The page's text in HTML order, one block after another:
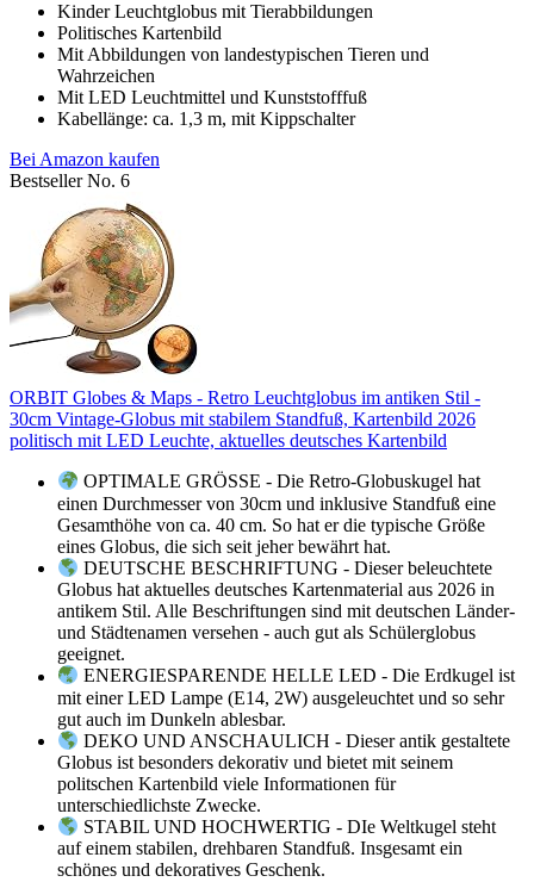
Kinder Leuchtglobus mit Tierabbildungen
Politisches Kartenbild
Mit Abbildungen von landestypischen Tieren und
Wahrzeichen
Mit LED Leuchtmittel und Kunststofffuß
Kabellänge: ca. 1,3 m, mit Kippschalter
Bei Amazon kaufen
Bestseller No. 6
ORBIT Globes & Maps - Retro Leuchtglobus im antiken Stil -
30cm Vintage-Globus mit stabilem Standfuß, Kartenbild 2026
politisch mit LED Leuchte, aktuelles deutsches Kartenbild
OPTIMALE GRÖSSE - Die Retro-Globuskugel hat
einen Durchmesser von 30cm und inklusive Standfuß eine
Gesamthöhe von ca. 40 cm. So hat er die typische Größe
eines Globus, die sich seit jeher bewährt hat.
DEUTSCHE BESCHRIFTUNG - Dieser beleuchtete
Globus hat aktuelles deutsches Kartenmaterial aus 2026 in
antikem Stil. Alle Beschriftungen sind mit deutschen Länder-
und Städtenamen versehen - auch gut als Schülerglobus
geeignet.
ENERGIESPARENDE HELLE LED - Die Erdkugel ist
mit einer LED Lampe (E14, 2W) ausgeleuchtet und so sehr
gut auch im Dunkeln ablesbar.
DEKO UND ANSCHAULICH - Dieser antik gestaltete
Globus ist besonders dekorativ und bietet mit seinem
politschen Kartenbild viele Informationen für
unterschiedlichste Zwecke.
STABIL UND HOCHWERTIG - DIe Weltkugel steht
auf einem stabilen, drehbaren Standfuß. Insgesamt ein
schönes und dekoratives Geschenk.